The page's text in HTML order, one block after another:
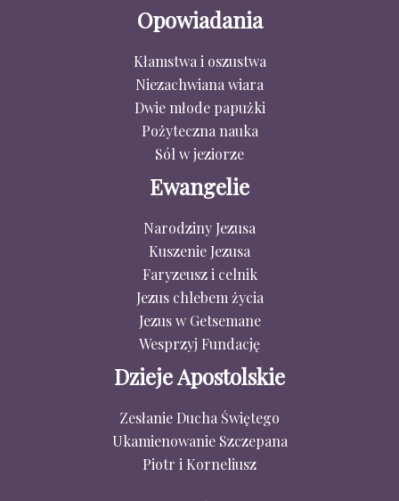
Opowiadania
Kłamstwa i oszustwa
Niezachwiana wiara
Dwie młode papużki
Pożyteczna nauka
Sól w jeziorze
Ewangelie
Narodziny Jezusa
Kuszenie Jezusa
Faryzeusz i celnik
Jezus chlebem życia
Jezus w Getsemane
Wesprzyj Fundację
Dzieje Apostolskie
Zesłanie Ducha Świętego
Ukamienowanie Szczepana
Piotr i Korneliusz